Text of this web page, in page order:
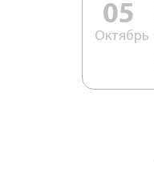
05
Октябрь